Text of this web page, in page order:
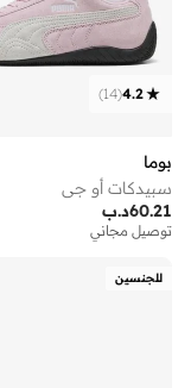
4.2
(
14
)
بوما
سبيدكات أو جي
د.ب60.21
توصيل مجاني
للجنسين